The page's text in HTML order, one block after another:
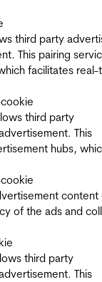
third party
This pairing
facilitates real-
cookie
third party
This
hubs,
cookie
content
of the ads and
third party
This